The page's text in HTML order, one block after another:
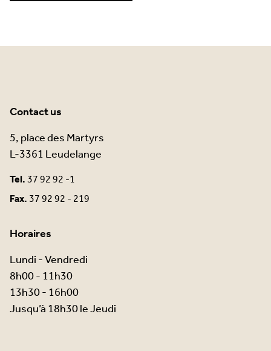
Contact us
5, place des Martyrs
L-3361 Leudelange
Tel.37 92 92 -1
Fax.37 92 92 - 219
Horaires
Lundi - Vendredi
8h00 - 11h30
13h30 - 16h00
Jusqu’à 18h30 le Jeudi